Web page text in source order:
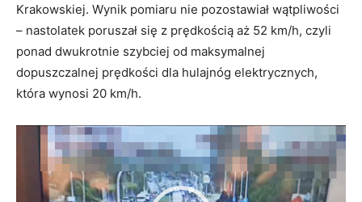
Krakowskiej. Wynik pomiaru nie pozostawiał wątpliwości
– nastolatek poruszał się z prędkością aż 52 km/h, czyli
ponad dwukrotnie szybciej od maksymalnej
dopuszczalnej prędkości dla hulajnóg elektrycznych,
która wynosi 20 km/h.
Odtwarzacz